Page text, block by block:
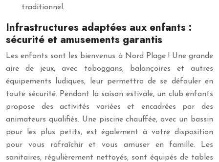
traditionnel.
Infrastructures adaptées aux enfants :
sécurité et amusements garantis
Les enfants sont les bienvenus à Nord Plage ! Une grande
aire de jeux, avec toboggans, balançoires et autres
équipements ludiques, leur permettra de se défouler en
toute sécurité. Pendant la saison estivale, un club enfants
propose des activités variées et encadrées par des
animateurs qualifiés. Une piscine chauffée, avec un bassin
pour les plus petits, est également à votre disposition
pour vous rafraîchir et vous amuser en famille. Les
sanitaires, régulièrement nettoyés, sont équipés de tables